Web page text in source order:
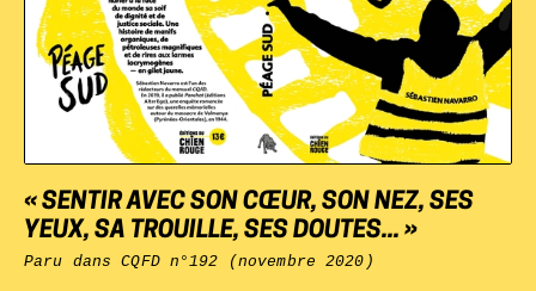
« SENTIR AVEC SON CŒUR, SON NEZ, SES
YEUX, SA TROUILLE, SES DOUTES... »
Paru dansCQFDn°192 (novembre 2020)